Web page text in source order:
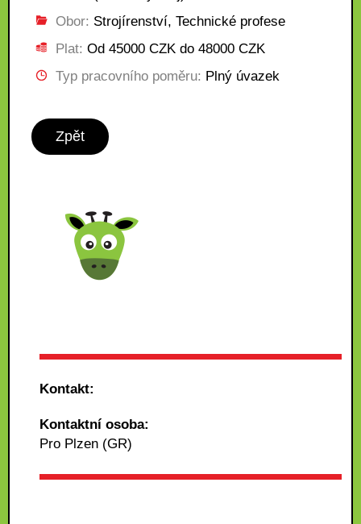
Obor: Strojírenství, Technické profese
Plat: Od 45000 CZK do 48000 CZK
Typ pracovního poměru: Plný úvazek
Zpět
Kontakt:
Kontaktní osoba:
Pro Plzen (GR)